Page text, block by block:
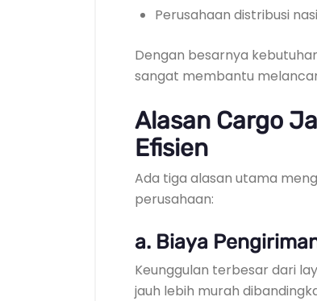
Perusahaan distribusi
Dengan besarnya
sangat membantu
Alasan Cargo
Efisien
Ada tiga alasan utama
perusahaan:
a. Biaya
Keunggulan terbesar dari
jauh lebih murah